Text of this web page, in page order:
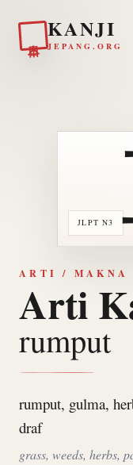
KANJI
JEPANG.ORG
JLPT N3
ARTI / MAKNA
Arti
rumput
rumput, gulma,
draf
grass, weeds, herbs,